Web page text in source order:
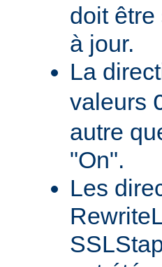
doit
à jour.
La
valeurs
autre
"On".
Les